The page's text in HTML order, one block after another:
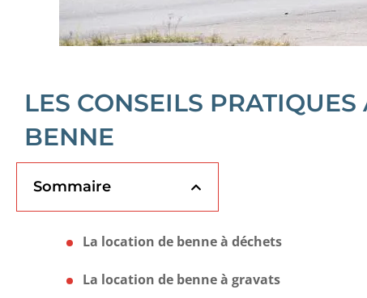
LES CONSEILS
BENNE
Sommaire
La location de benne à déchets
La location de benne à gravats